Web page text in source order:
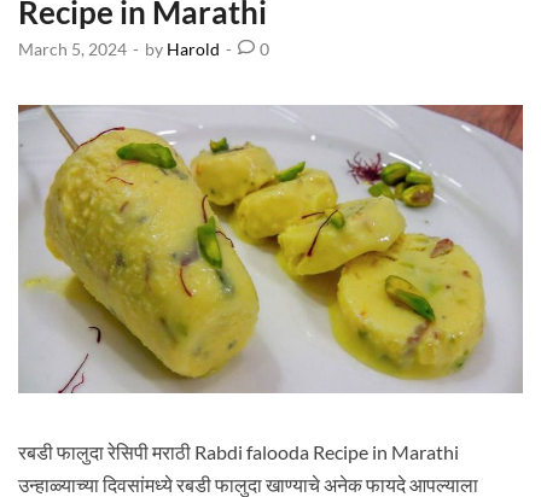
Recipe in Marathi
March 5, 2024 - by Harold - 0
रबडी फालुदा रेसिपी मराठी Rabdi falooda Recipe in Marathi
उन्हाळ्याच्या दिवसांमध्ये रबडी फालुदा खाण्याचे अनेक फायदे आपल्याला